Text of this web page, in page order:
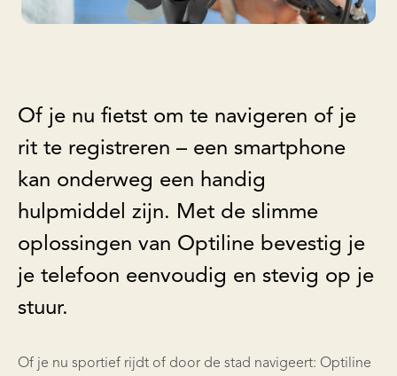
Of je nu fietst om te navigeren of je
rit te registreren – een smartphone
kan onderweg een handig
hulpmiddel zijn. Met de slimme
oplossingen van Optiline bevestig je
je telefoon eenvoudig en stevig op je
stuur.
Of je nu sportief rijdt of door de stad navigeert: Optiline